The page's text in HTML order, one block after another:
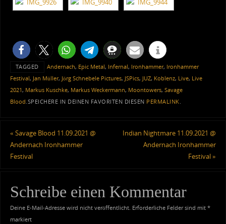
TAGGED Andernach, Epic Metal, Infernal, Ironhammer, Ironhammer
Festival, Jan Müller, Jörg Schnebele Pictures, JSPics, JUZ, Koblenz, Live, Live
2021, Markus Kuschke, Markus Weckermann, Moontowers, Savage
Blood.SPEICHERE IN DEINEN FAVORITEN DIESEN PERMALINK.
« Savage Blood 11.09.2021 @
Andernach Ironhammer
Festival
Indian Nightmare 11.09.2021 @
Andernach Ironhammer
Festival»
Schreibe einen Kommentar
Deine E-Mail-Adresse wird nicht veröffentlicht. Erforderliche Felder sind mit *
markiert